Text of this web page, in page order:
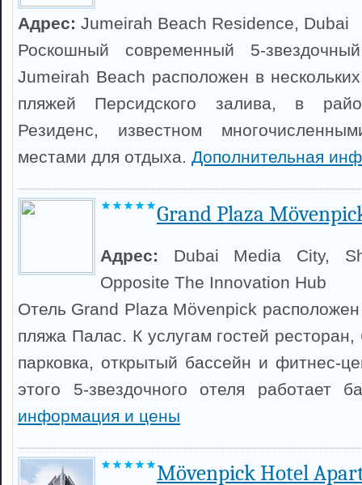
Адрес: Jumeirah Beach Residence, Dubai
Роскошный современный 5-
Jumeirah Beach расположен в
пляжей Персидского залива, в
Резиденс, известном
местами для отдыха. Дополнительная
Grand Plaza
Адрес: Dubai Media City,
Opposite The Innovation Hub
Отель Grand Plaza Mövenpick
пляжа Палас. К услугам гостей ресторан,
парковка, открытый бассейн и фитнес-
этого 5-звездочного отеля работает
информация и цены
Mövenpick Hotel